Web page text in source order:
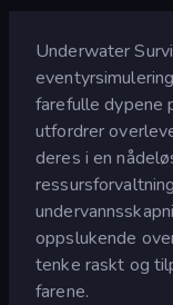
Underwater
farefulle dypene
utfordrer
deres i en
oppslukende
tenke raskt og
farene.